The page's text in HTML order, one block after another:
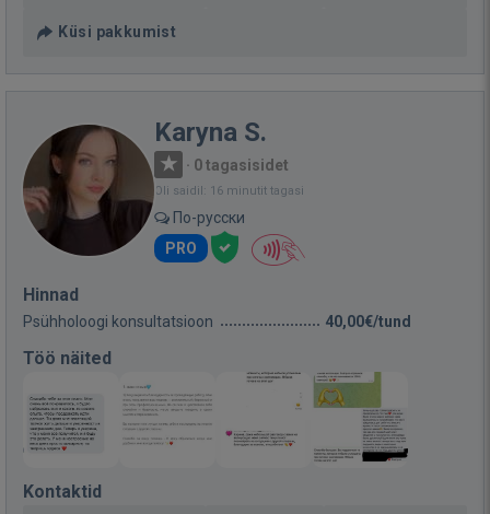
Küsi pakkumist
Karyna S.
· 0 tagasisidet
Oli saidil: 16 minutit tagasi
По-русски
PRO
Hinnad
Psühholoogi konsultatsioon 40,00€/tund
Töö näited
Kontaktid